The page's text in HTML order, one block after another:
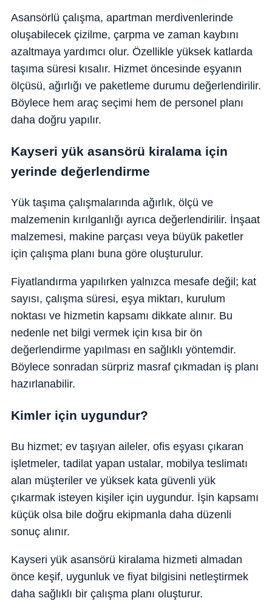
Asansörlü çalışma, apartman merdivenlerinde
oluşabilecek çizilme, çarpma ve zaman kaybını
azaltmaya yardımcı olur. Özellikle yüksek katlarda
taşıma süresi kısalır. Hizmet öncesinde eşyanın
ölçüsü, ağırlığı ve paketleme durumu değerlendirilir.
Böylece hem araç seçimi hem de personel planı
daha doğru yapılır.
Kayseri yük asansörü kiralama için
yerinde değerlendirme
Yük taşıma çalışmalarında ağırlık, ölçü ve
malzemenin kırılganlığı ayrıca değerlendirilir. İnşaat
malzemesi, makine parçası veya büyük paketler
için çalışma planı buna göre oluşturulur.
Fiyatlandırma yapılırken yalnızca mesafe değil; kat
sayısı, çalışma süresi, eşya miktarı, kurulum
noktası ve hizmetin kapsamı dikkate alınır. Bu
nedenle net bilgi vermek için kısa bir ön
değerlendirme yapılması en sağlıklı yöntemdir.
Böylece sonradan sürpriz masraf çıkmadan iş planı
hazırlanabilir.
Kimler için uygundur?
Bu hizmet; ev taşıyan aileler, ofis eşyası çıkaran
işletmeler, tadilat yapan ustalar, mobilya teslimatı
alan müşteriler ve yüksek kata güvenli yük
çıkarmak isteyen kişiler için uygundur. İşin kapsamı
küçük olsa bile doğru ekipmanla daha düzenli
sonuç alınır.
Kayseri yük asansörü kiralama hizmeti almadan
önce keşif, uygunluk ve fiyat bilgisini netleştirmek
daha sağlıklı bir çalışma planı oluşturur.